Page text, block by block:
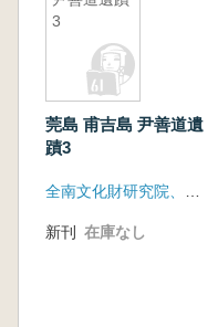
3
莞島 甫吉島 尹善道遺
蹟3
新刊 在庫なし